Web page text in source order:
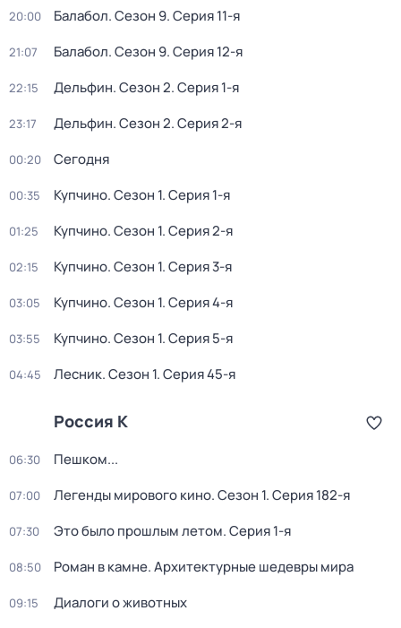
20:00 Балабол. Сезон 9. Серия 11-я
21:07 Балабол. Сезон 9. Серия 12-я
22:15 Дельфин. Сезон 2. Серия 1-я
23:17 Дельфин. Сезон 2. Серия 2-я
00:20 Сегодня
00:35 Купчино. Сезон 1. Серия 1-я
01:25 Купчино. Сезон 1. Серия 2-я
02:15 Купчино. Сезон 1. Серия 3-я
03:05 Купчино. Сезон 1. Серия 4-я
03:55 Купчино. Сезон 1. Серия 5-я
04:45 Лесник. Сезон 1. Серия 45-я
Россия К
06:30 Пешком...
07:00 Легенды мирового кино. Сезон 1. Серия 182-я
07:30 Это было прошлым летом. Серия 1-я
08:50 Роман в камне. Архитектурные шедевры мира
09:15 Диалоги о животных